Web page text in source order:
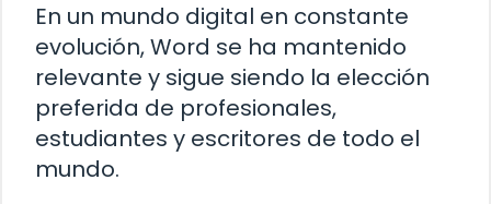
En un mundo digital en constante
evolución, Word se ha mantenido
relevante y sigue siendo la elección
preferida de profesionales,
estudiantes y escritores de todo el
mundo.